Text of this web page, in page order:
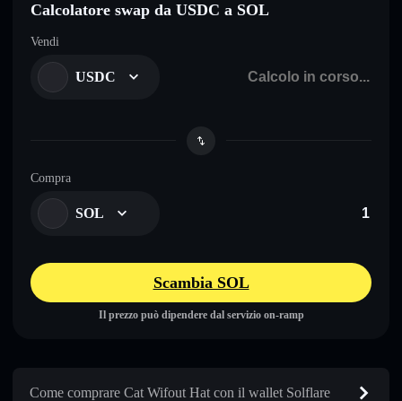
Calcolatore swap da USDC a SOL
Vendi
USDC
Compra
SOL
Scambia SOL
Il prezzo può dipendere dal servizio on-ramp
Come comprare Cat Wifout Hat con il wallet Solflare